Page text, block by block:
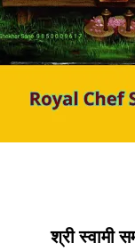
श्री स्वामी